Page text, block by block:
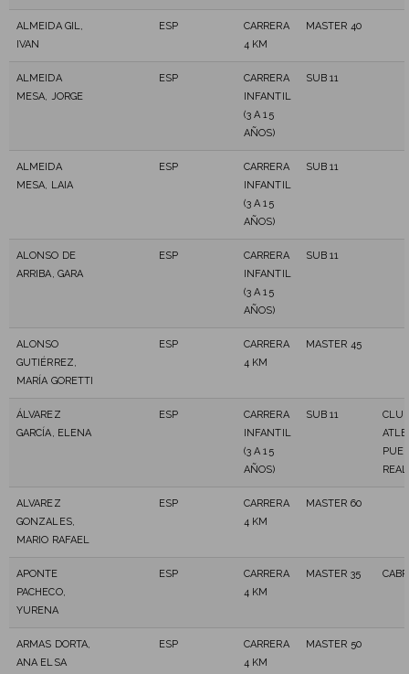
ALMEIDA GIL,
IVAN
ESP
CARRERA
4 KM
MASTER 40
ALMEIDA
MESA, JORGE
ESP
CARRERA
INFANTIL
(3 A 15
AÑOS)
SUB 11
ALMEIDA
MESA, LAIA
ESP
CARRERA
INFANTIL
(3 A 15
AÑOS)
SUB 11
ALONSO DE
ARRIBA, GARA
ESP
CARRERA
INFANTIL
(3 A 15
AÑOS)
SUB 11
ALONSO
GUTIÉRREZ,
MARÍA GORETTI
ESP
CARRERA
4 KM
MASTER 45
ÁLVAREZ
GARCÍA, ELENA
ESP
CARRERA
INFANTIL
(3 A 15
AÑOS)
SUB 11
ALVAREZ
GONZALES,
MARIO RAFAEL
ESP
CARRERA
4 KM
MASTER 60
APONTE
PACHECO,
YURENA
ESP
CARRERA
4 KM
MASTER 35
ARMAS DORTA,
ANA ELSA
ESP
CARRERA
4 KM
MASTER 50